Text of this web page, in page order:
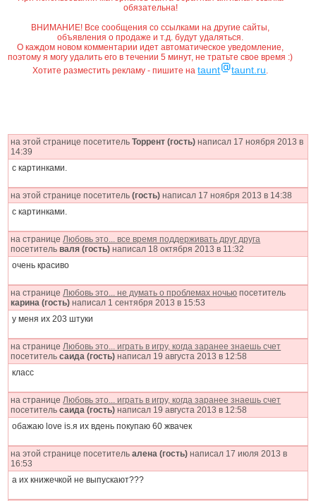
обязательна!
ВНИМАНИЕ! Все сообщения со ссылками на другие сайты,
объявления о продаже и т.д. будут удаляться.
О каждом новом комментарии идет автоматическое уведомление,
поэтому я могу удалить его в течении 5 минут, не тратьте свое время :)
Хотите разместить рекламу - пишите наtaunt taunt.ru
на этой странице посетительТоррент (гость) написал 17 ноября 2013 в
14:39
с картинками.
на этой странице посетитель(гость) написал 17 ноября 2013 в 14:38
с картинками.
на странице Любовь это... все время поддерживать друг друга
посетительваля (гость) написал 18 октября 2013 в 11:32
очень красиво
на странице Любовь это... не думать о проблемах ночью посетитель
карина (гость) написал 1 сентября 2013 в 15:53
у меня их 203 штуки
на странице Любовь это... играть в игру, когда заранее знаешь счет
посетительсаида (гость) написал 19 августа 2013 в 12:58
класс
на странице Любовь это... играть в игру, когда заранее знаешь счет
посетительсаида (гость) написал 19 августа 2013 в 12:58
обажаю love is.я их вдень покупаю 60 жвачек
на этой странице посетительалена (гость) написал 17 июля 2013 в
16:53
а их книжечкой не выпускают???